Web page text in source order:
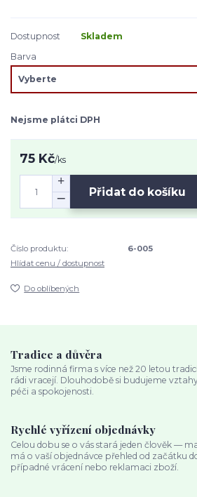
Dostupnost
Skladem
Barva
Nejsme plátci DPH
75 Kč/ks
Přidat do košíku
Číslo produktu:
6-005
Hlídat cenu / dostupnost
Do oblíbených
Tradice a důvěra
Jsme rodinná firma s více než 20 letou
rádi vracejí. Dlouhodobě si budujeme
péči a spokojenosti.
Rychlé vyřízení objednávky
Celou dobu se o vás stará jeden člověk —
má o vaší objednávce přehled od začátku
případné vrácení nebo reklamaci zboží.